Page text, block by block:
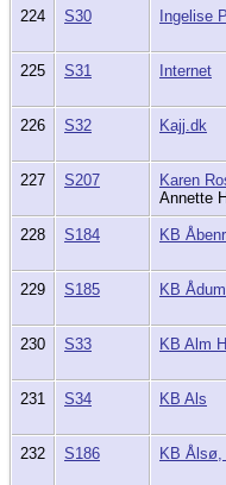
224 S30 Ingelise
225 S31 Internet
226 S32 Kajj.dk
227 S207
Karen
Annette
228 S184 KB
229 S185 KB
230 S33 KB Alm
231 S34 KB Als
232 S186 KB Ålsø,